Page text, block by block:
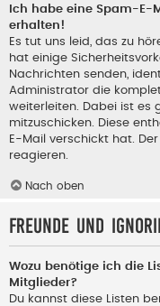
Ich habe eine Spam-E-
erhalten!
Es tut uns leid, das zu
hat einige
Nachrichten senden,
Administrator die
weiterleiten. Dabei ist es
mitzuschicken. Diese
E-Mail verschickt hat.
reagieren.
Nach oben
Freunde und
Wozu benötige ich die
Mitglieder?
Du kannst diese Listen